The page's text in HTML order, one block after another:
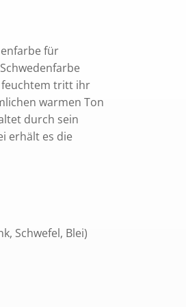
für
feuchtem tritt ihr
warmen Ton
durch sein
erhält es die
Schwefel, Blei)